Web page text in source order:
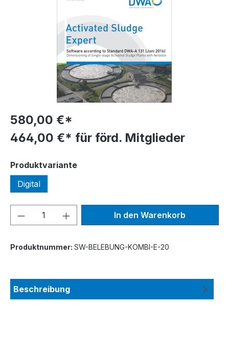
580,00 €*
464,00 €* für förd. Mitglieder
Produktvarianteauswählen
Digital
Produkt Anzahl: Gib denIn den Warenkorb
Produktnummer: SW-BELEBUNG-KOMBI-E-20
Beschreibung